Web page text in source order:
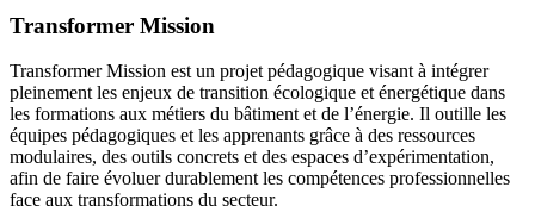
Transformer Mission
Transformer Mission est un projet pédagogique visant à intégrer
pleinement les enjeux de transition écologique et énergétique dans
les formations aux métiers du bâtiment et de l’énergie. Il outille les
équipes pédagogiques et les apprenants grâce à des ressources
modulaires, des outils concrets et des espaces d’expérimentation,
afin de faire évoluer durablement les compétences professionnelles
face aux transformations du secteur.